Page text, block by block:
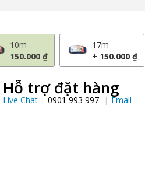
10m
150.000 ₫
17m
+ 150.000 ₫
Hỗ trợ đặt hàng
Live Chat 0901 993 997 Email